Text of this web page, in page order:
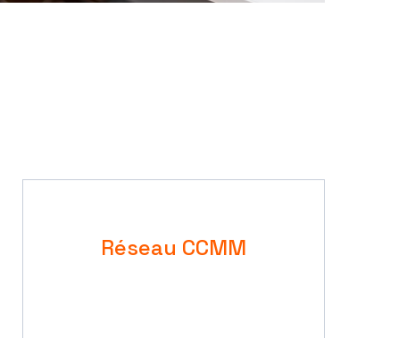
Réseau CCMM